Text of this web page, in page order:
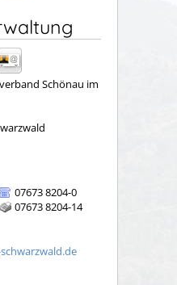
Schönau im
07673 8204-0
07673 8204-14